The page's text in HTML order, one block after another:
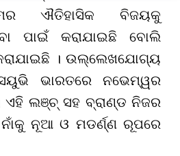
ଐତିହାସିକ ବିଜୟକୁ
ପାଇଁ କରାଯାଇଛି ବୋଲି
। ଉଲ୍ଲେଖଯୋଗ୍ୟ
ଭାରତରେ ନଭେମ୍ୱର
ଏହି ଲଞ୍ଚ୍ ସହ ବ୍ରାଣ୍ଡ ନିଜର
ନୂଆ ଓ ମଡର୍ଣ୍ଣ ରୂପରେ